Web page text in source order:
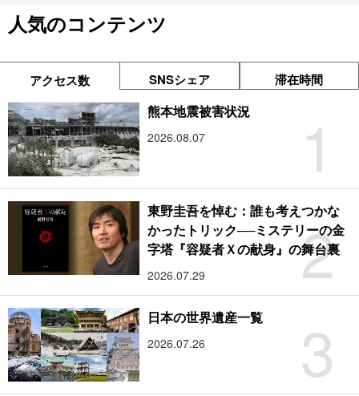
人気のコンテンツ
アクセス数 SNSシェア 滞在時間
1
熊本地震被害状況
2026.08.07
2
東野圭吾を悼む：誰も考えつかな
かったトリック──ミステリーの金
字塔『容疑者Ｘの献身』の舞台裏
2026.07.29
3
日本の世界遺産一覧
2026.07.26